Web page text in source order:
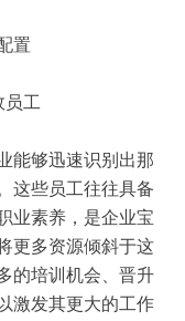
置
员工
能够迅速识别出那
这些员工往往具备
业素养，是企业宝
更多资源倾斜于这
的培训机会、晋升
激发其更大的工作